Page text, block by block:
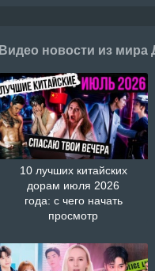
Видео новости из мира
10 лучших китайских
дорам июля 2026
года: с чего начать
просмотр